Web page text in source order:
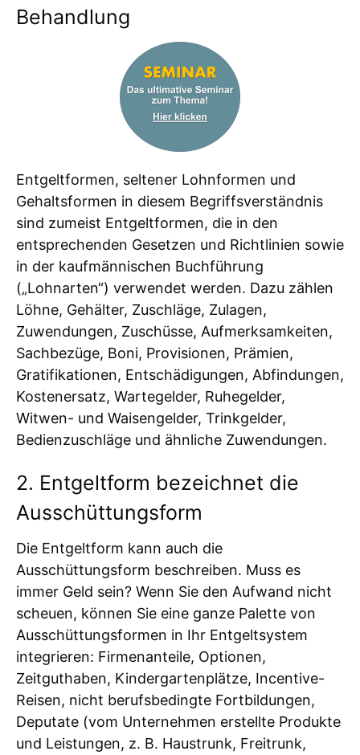
Behandlung
Entgeltformen, seltener Lohnformen und
Gehaltsformen in diesem Begriffsverständnis
sind zumeist Entgeltformen, die in den
entsprechenden Gesetzen und Richtlinien sowie
in der kaufmännischen Buchführung
(„Lohnarten“) verwendet werden. Dazu zählen
Löhne, Gehälter, Zuschläge, Zulagen,
Zuwendungen, Zuschüsse, Aufmerksamkeiten,
Sachbezüge, Boni, Provisionen, Prämien,
Gratifikationen, Entschädigungen, Abfindungen,
Kostenersatz, Wartegelder, Ruhegelder,
Witwen- und Waisengelder, Trinkgelder,
Bedienzuschläge und ähnliche Zuwendungen.
2. Entgeltform bezeichnet die
Ausschüttungsform
Die Entgeltform kann auch die
Ausschüttungsform beschreiben. Muss es
immer Geld sein? Wenn Sie den Aufwand nicht
scheuen, können Sie eine ganze Palette von
Ausschüttungsformen in Ihr Entgeltsystem
integrieren: Firmenanteile, Optionen,
Zeitguthaben, Kindergartenplätze, Incentive-
Reisen, nicht berufsbedingte Fortbildungen,
Deputate (vom Unternehmen erstellte Produkte
und Leistungen, z. B. Haustrunk, Freitrunk,